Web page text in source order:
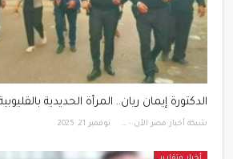
الدكتورة إيمان ريان.. المرأة الحديدية
شبكة أخبار مصر الأن - Egypt News Network Now نوفمبر 21, 2025